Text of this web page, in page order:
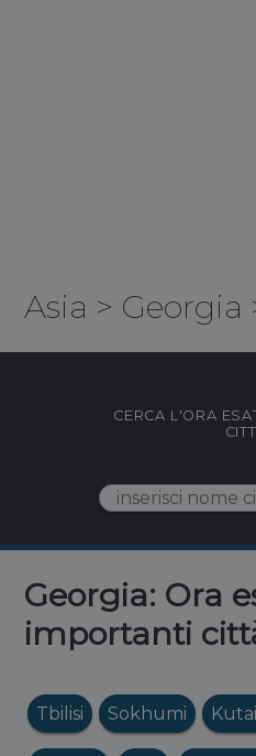
Asia > Georgia
CERCA L'ORA
Georgia: Ora
importanti
Tbilisi Sokhumi